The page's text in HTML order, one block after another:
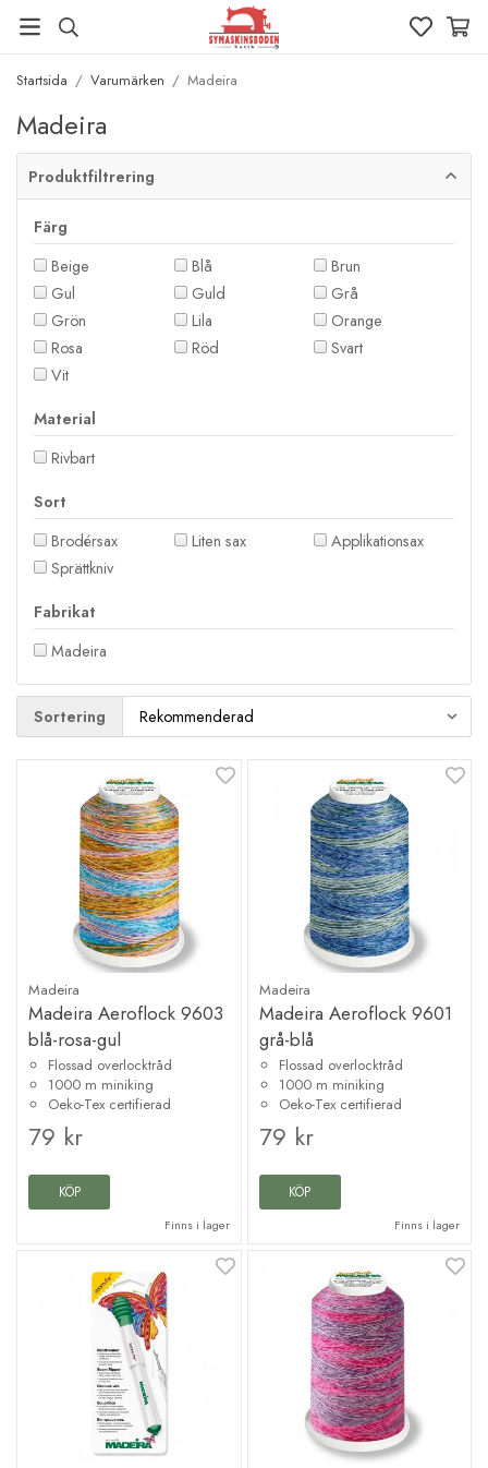
Startsida / Varumärken / Madeira
Madeira
Produktfiltrering
Färg
Beige
Blå
Brun
Gul
Guld
Grå
Grön
Lila
Orange
Rosa
Röd
Svart
Vit
Material
Rivbart
Sort
Brodérsax
Liten sax
Applikationsax
Sprättkniv
Fabrikat
Madeira
Sortering
Madeira
Madeira Aeroflock 9603
blå-rosa-gul
Flossad overlocktråd
1000 m miniking
Oeko-Tex certifierad
79 kr
KÖP
Finns i lager
Madeira
Madeira Aeroflock 9601
grå-blå
Flossad overlocktråd
1000 m miniking
Oeko-Tex certifierad
79 kr
KÖP
Finns i lager